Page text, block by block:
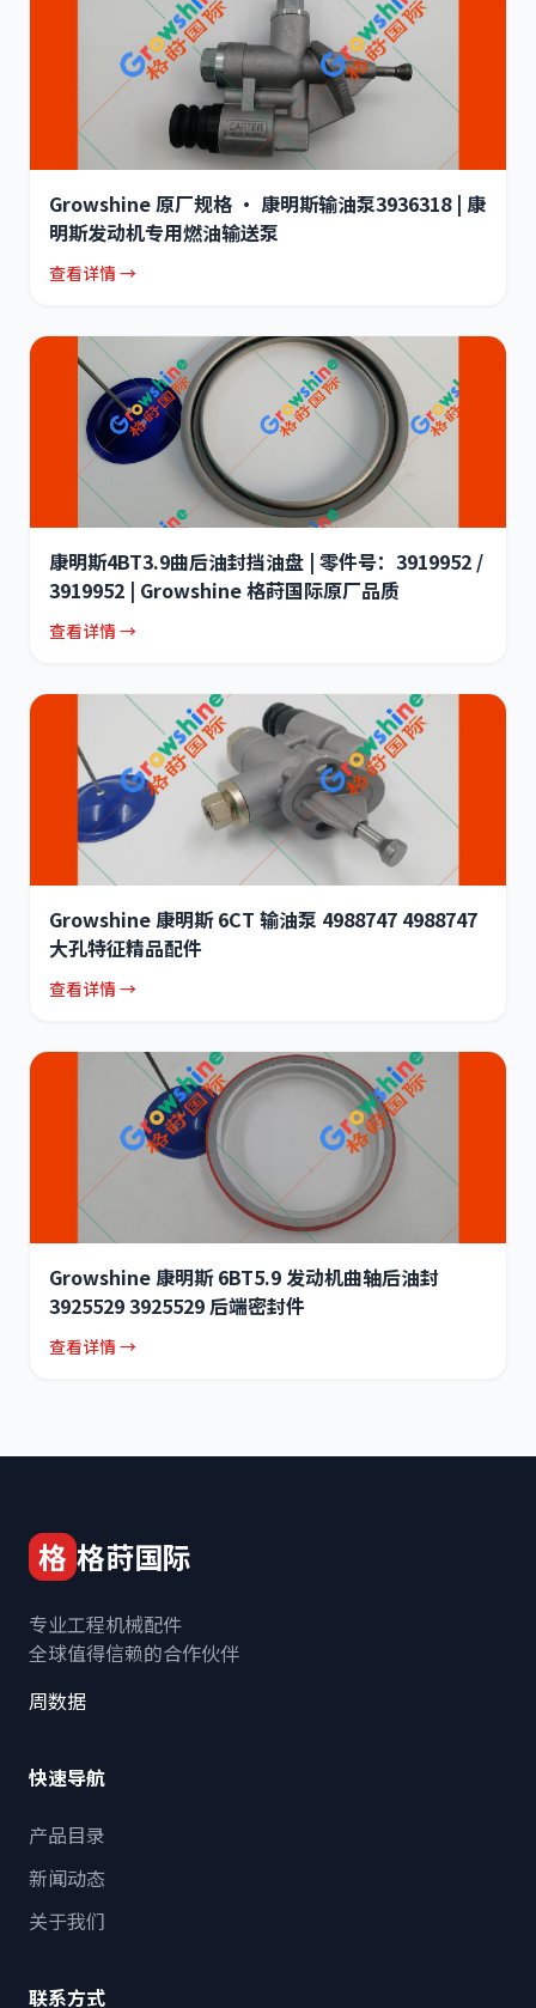
Growshine 原厂规格 · 康明斯输油泵3936318 | 康
明斯发动机专用燃油输送泵
查看详情 →
康明斯4BT3.9曲后油封挡油盘 | 零件号：3919952 /
3919952 | Growshine 格莳国际原厂品质
查看详情 →
Growshine 康明斯 6CT 输油泵 4988747 4988747
大孔特征精品配件
查看详情 →
Growshine 康明斯 6BT5.9 发动机曲轴后油封
3925529 3925529 后端密封件
查看详情 →
格 格莳国际
专业工程机械配件
全球值得信赖的合作伙伴
周数据
快速导航
产品目录
新闻动态
关于我们
联系方式